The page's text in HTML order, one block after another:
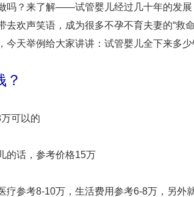
吗？来了解——试管婴儿经过几十年的发
去欢声笑语，成为很多不孕不育夫妻的“救
今天举例给大家讲讲：试管婴儿全下来多少
？
可以的
的话，参考价格15万
参考8-10万，生活费用参考6-8万，另外